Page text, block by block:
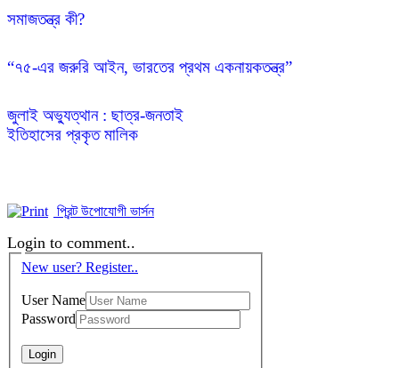
সমাজতন্ত্র কী?
“৭৫-এর জরুরি আইন, ভারতের প্রথম একনায়কতন্ত্র”
জুলাই অভ্যুত্থান : ছাত্র-জনতাই
ইতিহাসের প্রকৃত মালিক
প্রিন্ট উপোযোগী ভার্সন
Login to comment..
New user? Register..
User Name
Password